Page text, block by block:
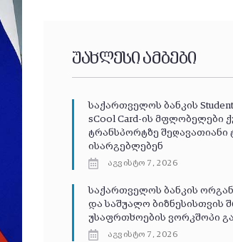
უახლესი ამბები
საქართველოს ბანკის
sCool Card-ის მფლობელები
ტრანსპორტზე შეღავათიანი
ისარგებლებენ
აგვისტო 7, 2026
საქართველოს ბანკის
და საშუალო ბიზნესისთვის
უსაფრთხოების ვორკშოპი
აგვისტო 7, 2026